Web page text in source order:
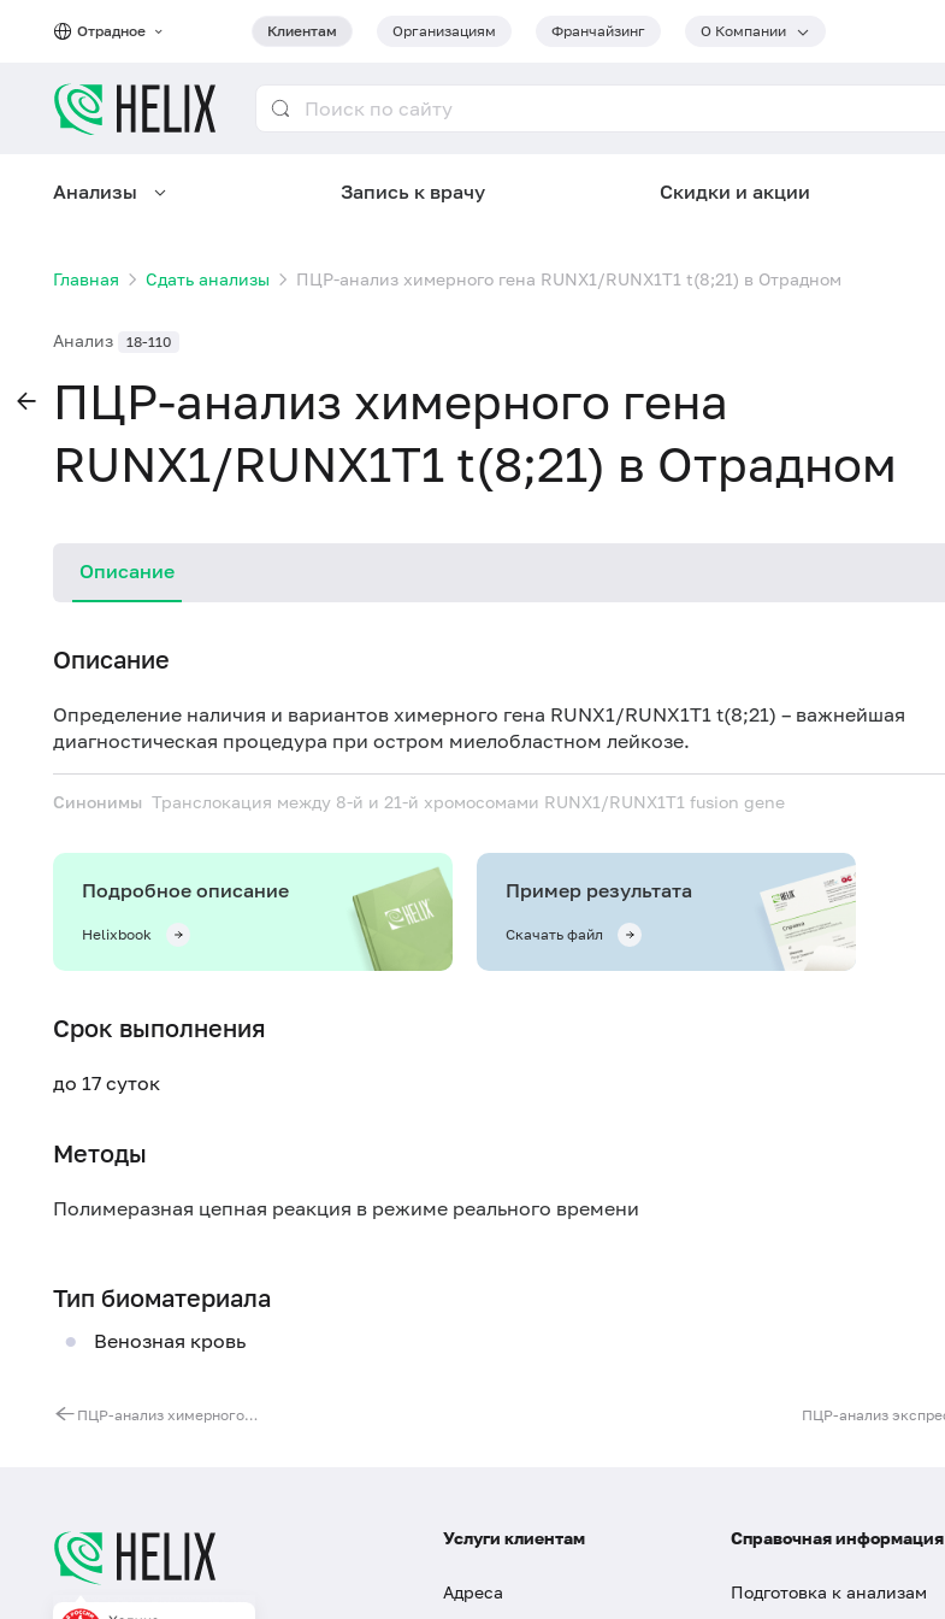
Отрадное Клиентам Организациям Франчайзинг О Компании
Анализы Запись к врачу Скидки и акции
Главная Сдать анализы ПЦР-анализ химерного гена RUNX1/RUNX1T1 t(8;21) в Отрадном
Анализ 18-110
ПЦР-анализ химерного гена
RUNX1/RUNX1T1 t(8;21) в Отрадном
Описание
Описание
Определение наличия и вариантов химерного гена RUNX1/RUNX1T1 t(8;21) – важнейшая
диагностическая процедура при остром миелобластном лейкозе.
Синонимы Транслокация между 8-й и 21-й хромосомами RUNX1/RUNX1T1 fusion gene
Подробное описание
Helixbook
Пример результата
Скачать файл
Срок выполнения
до 17 суток
Методы
Полимеразная цепная реакция в режиме реального времени
Тип биоматериала
Венозная кровь
ПЦР-анализ химерного гена PML/RARα t(15;17)
Услуги клиентам
Адреса
Справочная информация
Подготовка к анализам